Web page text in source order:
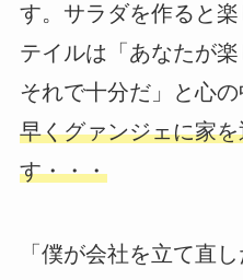
す。サラダを作ると楽
テイルは「あなたが
それで十分だ」と心の
早くグァンジェに家
す・・・
「僕が会社を立て直